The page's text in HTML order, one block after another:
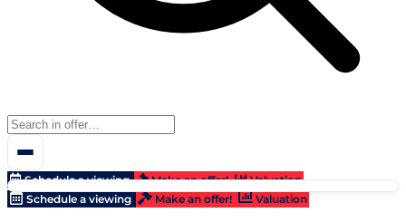
Schedule a viewing Make an offer!
Valuation
Schedule a viewing
Make an offer! Valuation